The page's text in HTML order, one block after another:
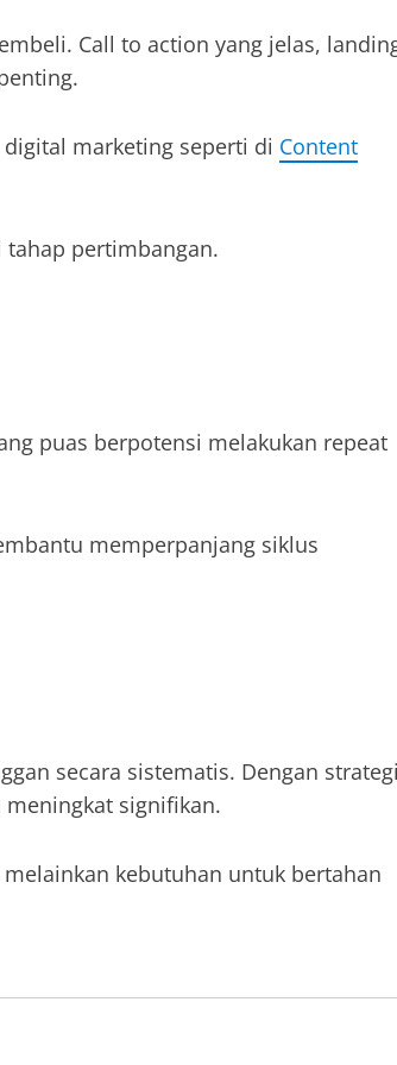
Call to action yang jelas,
marketing seperti di Content
tahap pertimbangan.
puas berpotensi melakukan repeat
memperpanjang siklus
secara sistematis. Dengan
signifikan.
kebutuhan untuk bertahan